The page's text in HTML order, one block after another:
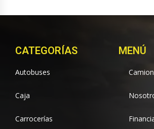
CATEGORÍAS
Autobuses
Caja
Carrocerías
MENÚ